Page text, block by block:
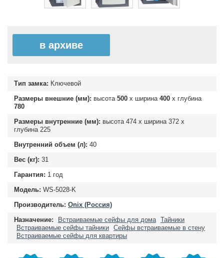
в архиве
Тип замка: Ключевой
Размеры внешние (мм): высота 500 х ширина 400 х глубина
780
Размеры внутренние (мм): высота 474 х ширина 372 х
глубина 225
Внутренний объем (л): 40
Вес (кг): 31
Гарантия: 1 год
Модель: WS-5028-K
Производитель: Onix (Россия)
Назначение:
Встраиваемые сейфы для дома Тайники
Встраиваемые сейфы тайники Сейфы встраиваемые в стену
Встраиваемые сейфы для квартиры